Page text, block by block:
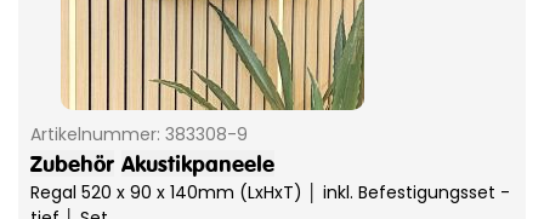
Artikelnummer: 383308-9
Zubehör Akustikpaneele
Regal 520 x 90 x 140mm (LxHxT) │ inkl. Befestigungsset -